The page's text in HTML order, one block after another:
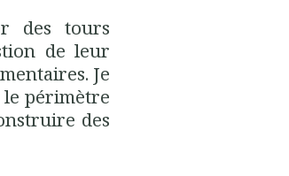
des tours
de leur
Je
le périmètre
des